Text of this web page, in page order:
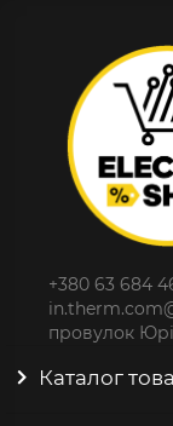
+380 63 684
провулок
Каталог